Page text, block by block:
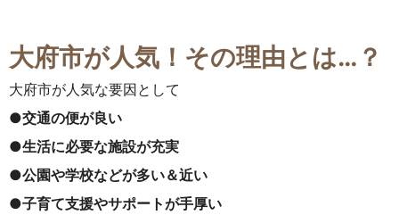
大府市が人気！その理由とは…？
大府市が人気な要因として
●交通の便が良い
●生活に必要な施設が充実
●公園や学校などが多い＆近い
●子育て支援やサポートが手厚い